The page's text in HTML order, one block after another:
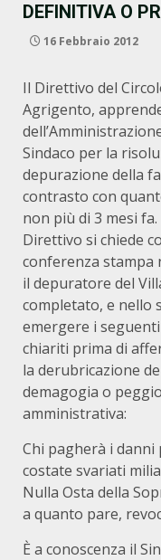
DEFINITIVA O
16 Febbraio 2012
Il Direttivo del
Agrigento,
Sindaco per la
depurazione della
contrasto con
non più di 3 mesi
Direttivo si chiede
conferenza stampa
il depuratore del
completato, e nello
emergere i
chiariti prima di
la derubricazione
demagogia o
amministrativa:
Chi pagherà i danni
costate svariati
Nulla Osta della
a quanto pare,
È a conoscenza il